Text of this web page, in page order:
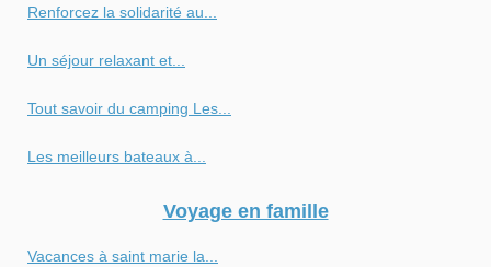
Renforcez la solidarité au...
Un séjour relaxant et...
Tout savoir du camping Les...
Les meilleurs bateaux à...
Voyage en famille
Vacances à saint marie la...